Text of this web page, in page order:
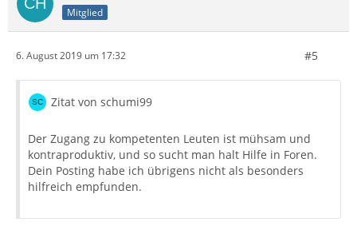
Mitglied
6. August 2019 um 17:32 #5
Zitat von schumi99
Der Zugang zu kompetenten Leuten ist mühsam und
kontraproduktiv, und so sucht man halt Hilfe in Foren.
Dein Posting habe ich übrigens nicht als besonders
hilfreich empfunden.